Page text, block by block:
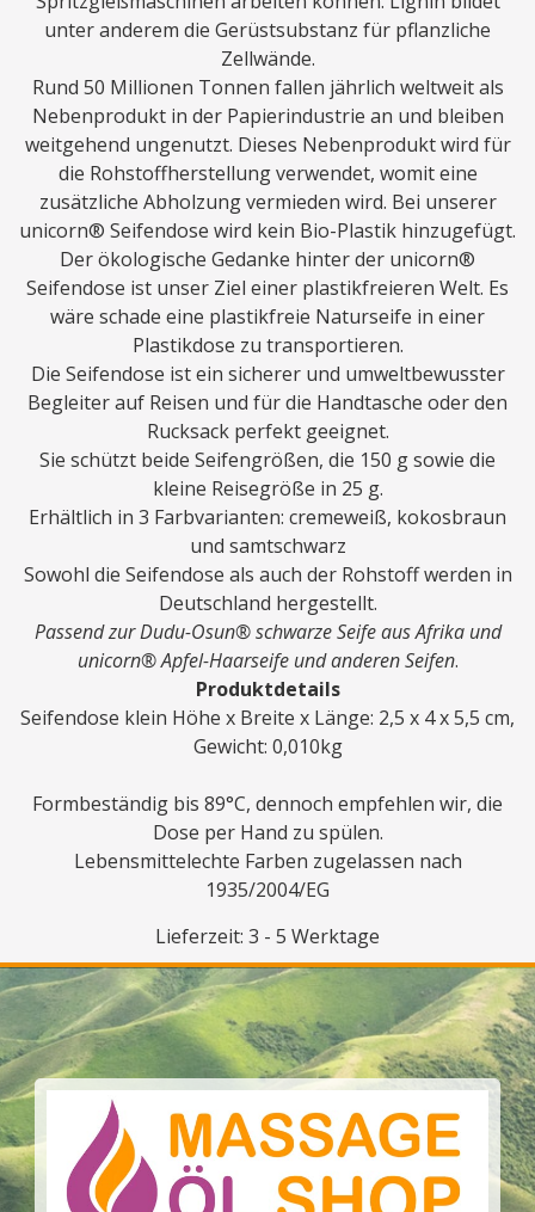
unter anderem die Gerüstsubstanz für pflanzliche
Zellwände.
Rund 50 Millionen Tonnen fallen jährlich weltweit als
Nebenprodukt in der Papierindustrie an und bleiben
weitgehend ungenutzt. Dieses Nebenprodukt wird für
die Rohstoffherstellung verwendet, womit eine
zusätzliche Abholzung vermieden wird. Bei unserer
unicorn® Seifendose wird kein Bio-Plastik hinzugefügt.
Der ökologische Gedanke hinter der unicorn®
Seifendose ist unser Ziel einer plastikfreieren Welt. Es
wäre schade eine plastikfreie Naturseife in einer
Plastikdose zu transportieren.
Die Seifendose ist ein sicherer und umweltbewusster
Begleiter auf Reisen und für die Handtasche oder den
Rucksack perfekt geeignet.
Sie schützt beide Seifengrößen, die 150 g sowie die
kleine Reisegröße in 25 g.
Erhältlich in 3 Farbvarianten: cremeweiß, kokosbraun
und samtschwarz
Sowohl die Seifendose als auch der Rohstoff werden in
Deutschland hergestellt.
Passend zur Dudu-Osun® schwarze Seife aus Afrika und
unicorn® Apfel-Haarseife und anderen Seifen.
Produktdetails
Seifendose klein Höhe x Breite x Länge: 2,5 x 4 x 5,5 cm,
Gewicht: 0,010kg
Formbeständig bis 89°C, dennoch empfehlen wir, die
Dose per Hand zu spülen.
Lebensmittelechte Farben zugelassen nach
1935/2004/EG
Lieferzeit: 3 - 5 Werktage